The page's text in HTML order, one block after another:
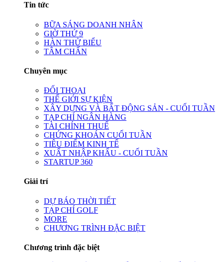
Tin tức
BỮA SÁNG DOANH NHÂN
GIỜ THỨ 9
HÀN THỬ BIỂU
TÂM CHẤN
Chuyên mục
ĐỐI THOẠI
THẾ GIỚI SỰ KIỆN
XÂY DỰNG VÀ BẤT ĐỘNG SẢN - CUỐI TUẦN
TẠP CHÍ NGÂN HÀNG
TÀI CHÍNH THUẾ
CHỨNG KHOÁN CUỐI TUẦN
TIÊU ĐIỂM KINH TẾ
XUẤT NHẬP KHẨU - CUỐI TUẦN
STARTUP 360
Giải trí
DỰ BÁO THỜI TIẾT
TẠP CHÍ GOLF
MORE
CHƯƠNG TRÌNH ĐẶC BIỆT
Chương trình đặc biệt